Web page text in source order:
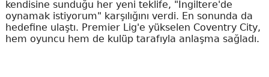
kendisine sunduğu her yeni teklife, "İngiltere'de
oynamak istiyorum" karşılığını verdi. En sonunda da
hedefine ulaştı. Premier Lig'e yükselen Coventry City,
hem oyuncu hem de kulüp tarafıyla anlaşma sağladı.